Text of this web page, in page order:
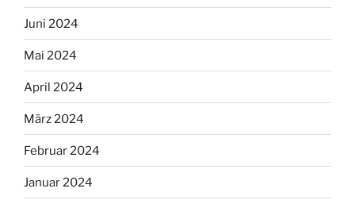
Juni 2024
Mai 2024
April 2024
März 2024
Februar 2024
Januar 2024